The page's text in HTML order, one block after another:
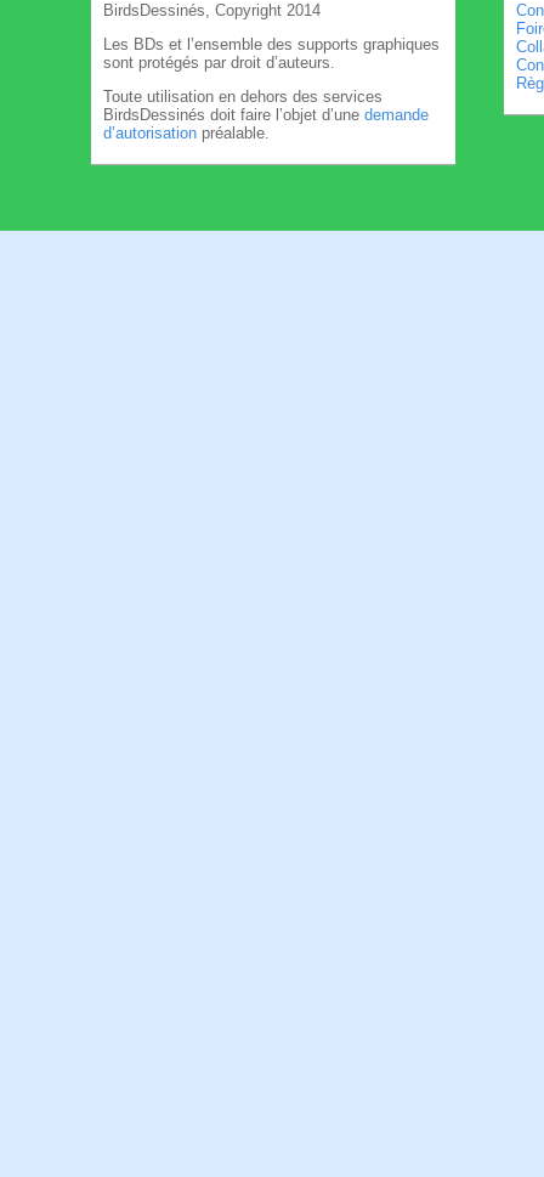
BirdsDessinés, Copyright 2014
Les BDs et l’ensemble des supports graphiques
sont protégés par droit d’auteurs.
Toute utilisation en dehors des services
BirdsDessinés doit faire l’objet d’une demande
d’autorisation préalable.